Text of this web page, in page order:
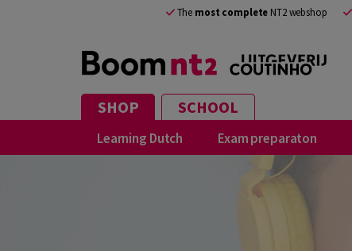
The most complete NT2 webshop
SHOP SCHOOL
Learning Dutch Exam preparaton